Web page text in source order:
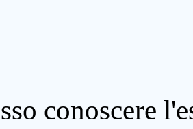
conoscere